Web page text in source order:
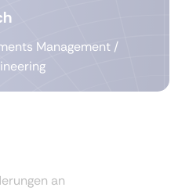
Management /
an